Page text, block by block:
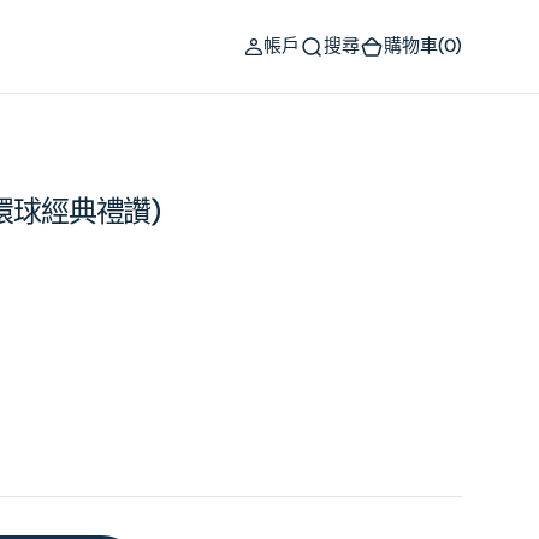
帳戶 搜尋 購物車(0)
球經典禮讚)